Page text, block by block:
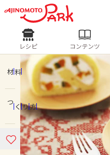
ログインすると
ログイン
ホーム
コンテンツ
レシピ
人気の食材・レシピ
きゅうり なす
ピーマン
みょうが
レシピ コンテンツ
材料
つくり方